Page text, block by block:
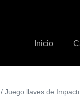
Inicio
/ Juego llaves de